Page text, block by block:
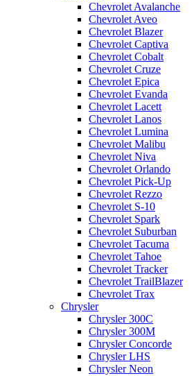
Chevrolet Avalanche
Chevrolet Aveo
Chevrolet Blazer
Chevrolet Captiva
Chevrolet Cobalt
Chevrolet Cruze
Chevrolet Epica
Chevrolet Evanda
Chevrolet Lacett
Chevrolet Lanos
Chevrolet Lumina
Chevrolet Malibu
Chevrolet Niva
Chevrolet Orlando
Chevrolet Pick-Up
Chevrolet Rezzo
Chevrolet S-10
Chevrolet Spark
Chevrolet Suburban
Chevrolet Tacuma
Chevrolet Tahoe
Chevrolet Tracker
Chevrolet TrailBlazer
Chevrolet Trax
Chrysler
Chrysler 300C
Chrysler 300M
Chrysler Concorde
Chrysler LHS
Chrysler Neon